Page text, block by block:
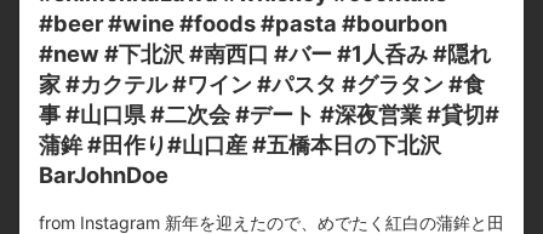
#beer #wine #foods #pasta #bourbon
#new #下北沢 #南西口 #バー #1人呑み #隠れ
家 #カクテル #ワイン #パスタ #グラタン #食
事 #山口県 #二次会 #デート #深夜営業 #貸切#
蒲鉾 #田作り#山口産 #五橋本日の下北沢
BarJohnDoe
from Instagram 新年を迎えたので、めでたく紅白の蒲鉾と田